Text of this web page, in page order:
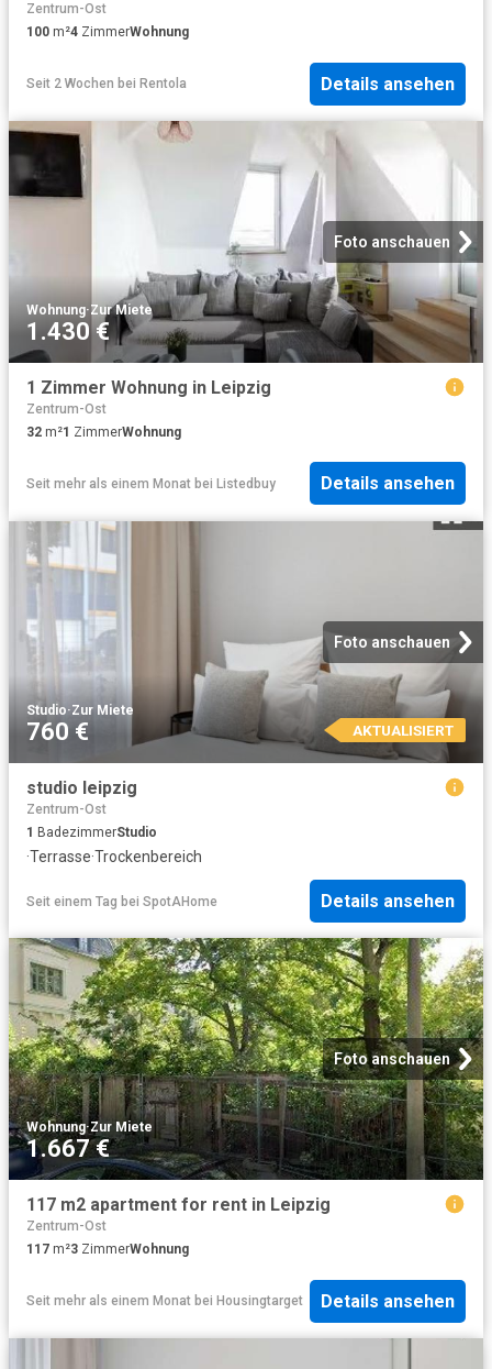
Zentrum-Ost
100 m²4 ZimmerWohnung
Seit 2 Wochen bei Rentola Details ansehen
Foto anschauen
Wohnung·Zur Miete
1.430 €
1 Zimmer Wohnung in Leipzig
Zentrum-Ost
32 m²1 ZimmerWohnung
Seit mehr als einem Monat bei Listedbuy Details ansehen
Foto anschauen
Studio·Zur Miete
760 € AKTUALISIERT
studio leipzig
Zentrum-Ost
1 BadezimmerStudio
·Terrasse·Trockenbereich
Seit einem Tag bei SpotAHome Details ansehen
Foto anschauen
Wohnung·Zur Miete
1.667 €
117 m2 apartment for rent in Leipzig
Zentrum-Ost
117 m²3 ZimmerWohnung
Seit mehr als einem Monat bei Housingtarget Details ansehen